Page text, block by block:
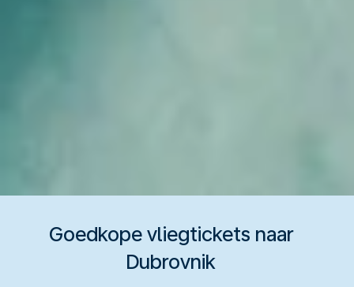
Goedkope vliegtickets naar
Dubrovnik